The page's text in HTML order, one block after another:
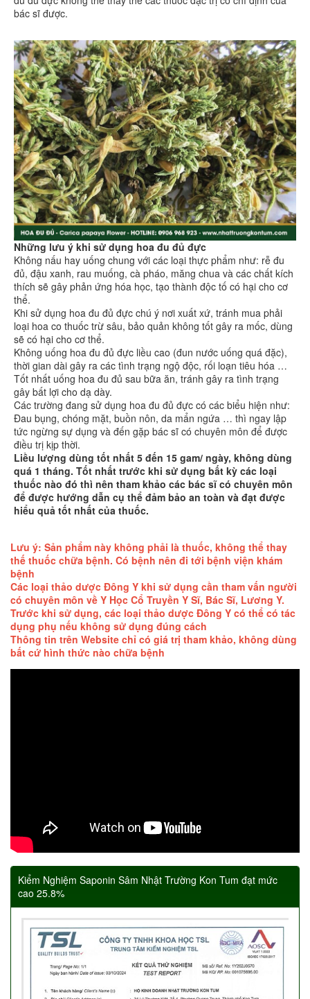
bác sĩ được.
Những lưu ý khi sử dụng hoa đu đủ đực
Không nấu hay uống chung với các loại thực phẩm như: rễ đu
đủ, đậu xanh, rau muống, cà pháo, măng chua và các chất kích
thích sẽ gây phản ứng hóa học, tạo thành độc tố có hại cho cơ
thể.
Khi sử dụng hoa đu đủ đực chú ý nơi xuất xứ, tránh mua phải
loại hoa co thuốc trừ sâu, bảo quản không tốt gây ra mốc, dùng
sẽ có hại cho cơ thể.
Không uống hoa đu đủ đực liều cao (đun nước uống quá đặc),
thời gian dài gây ra các tình trạng ngộ độc, rối loạn tiêu hóa …
Tốt nhất uống hoa đu đủ sau bữa ăn, tránh gây ra tình trạng
gây bất lợi cho dạ dày.
Các trường đang sử dụng hoa đu đủ đực có các biểu hiện như:
Đau bụng, chóng mặt, buồn nôn, da mẩn ngứa … thì ngay lập
tức ngừng sự dụng và đến gặp bác sĩ có chuyên môn để được
điều trị kịp thời.
Liều lượng dùng tốt nhất 5 đến 15 gam/ ngày, không dùng
quá 1 tháng. Tốt nhất trước khi sử dụng bất kỳ các loại
thuốc nào đó thì nên tham khảo các bác sĩ có chuyên môn
để được hướng dẫn cụ thể đảm bảo an toàn và đạt được
hiểu quả tốt nhất của thuốc.
Lưu ý: Sản phẩm này không phải là thuốc, không thể thay
thế thuốc chữa bệnh. Có bệnh nên đi tới bệnh viện khám
bệnh
Các loại thảo dược Đông Y khi sử dụng cần tham vấn người
có chuyên môn về Y Học Cổ Truyền Y Sĩ, Bác Sĩ, Lương Y.
Trước khi sử dụng, các loại thảo dược Đông Y có thể có tác
dụng phụ nếu không sử dụng đúng cách
Thông tin trên Website chỉ có giá trị tham khảo, không dùng
bất cứ hình thức nào chữa bệnh
Kiểm Nghiệm Saponin Sâm Nhật Trường Kon Tum đạt mức
cao 25.8%